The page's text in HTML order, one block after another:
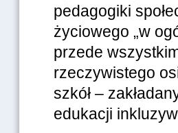
pedagogiki
życiowego „w
przede
rzeczywistego
szkół –
edukacji